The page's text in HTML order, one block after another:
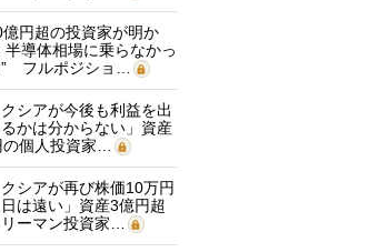
億円超の投資家が明か
半導体相場に乗らなかっ
” フルポジショ…
クシアが今後も利益を出
るかは分からない」資産
個人投資家…
クシアが再び株価10万円
は遠い」資産3億円超
ーマン投資家…